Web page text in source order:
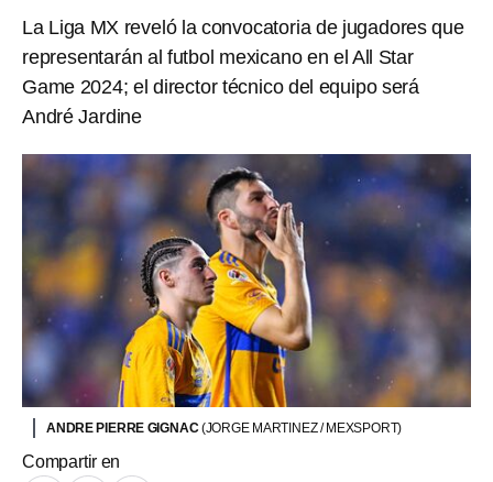
La Liga MX reveló la convocatoria de jugadores que
representarán al futbol mexicano en el All Star
Game 2024; el director técnico del equipo será
André Jardine
ANDRE PIERRE GIGNAC(JORGE MARTINEZ / MEXSPORT)
Compartir en